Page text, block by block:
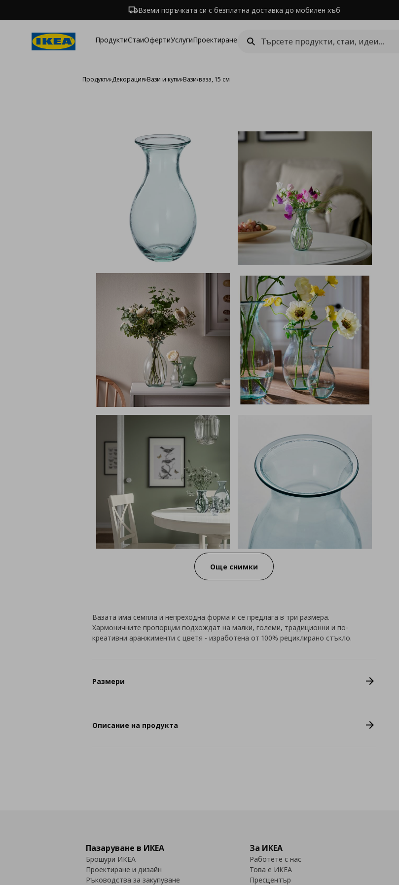
Вземи поръчката си с безплатна доставка до мобилен хъб
ПродуктиСтаиОфертиУслугиПроектиране
Продукти›Декорация›Вази и купи›Вази›ваза, 15 см
Още снимки
Вазата има семпла и непреходна форма и се предлага в три размера.
Хармоничните пропорции подхождат на малки, големи, традиционни и по-
креативни аранжименти с цветя - изработена от 100% рециклирано стъкло.
Размери
Описание на продукта
Пазаруване в ИКЕА
Брошури ИКЕА
Проектиране и дизайн
Ръководства за закупуване
За ИКЕА
Работете с нас
Това е ИКЕА
Пресцентър